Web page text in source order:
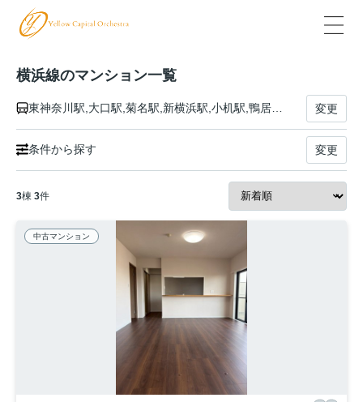
横浜線のマンション一覧
東神奈川駅,大口駅,菊名駅,新横浜駅,小机駅,鴨居駅,中山駅,十日市場駅,長津田駅,成瀬駅,町田駅,古淵駅,淵野辺駅,矢部駅,相模原駅,橋本駅,相原駅,八王子みなみ野駅,片倉駅,八王子駅 変更
条件から探す 変更
3棟 3件
中古マンション